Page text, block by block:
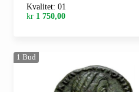
Kvalitet: 01
kr 1 750,00
1 Bud